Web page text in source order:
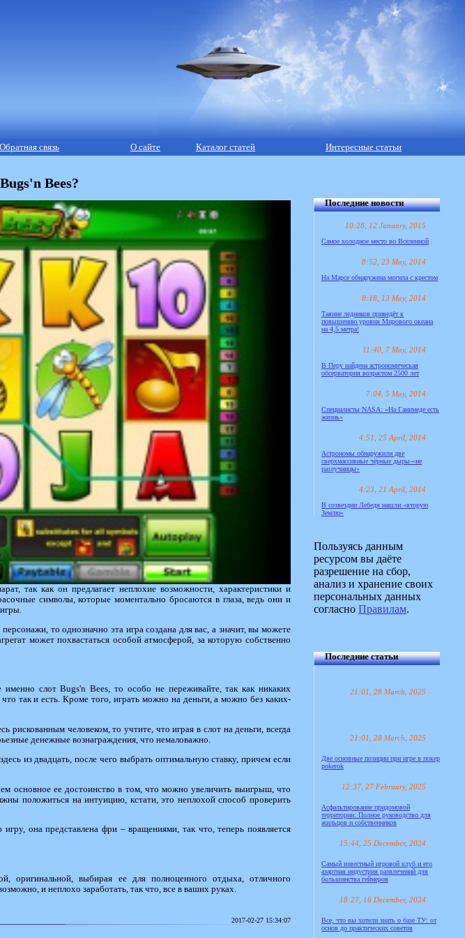
Обратная связь О сайте Каталог статей Интересные статьи
Bees?
так как он предлагает неплохие возможности, характеристики и
символы, которые моментально бросаются в глаза, ведь они и
то однозначно эта игра создана для вас, а значит, вы можете
может похвастаться особой атмосферой, за которую собственно
слот Bugs'n Bees, то особо не переживайте, так как никаких
так и есть. Кроме того, играть можно на деньги, а можно без каких-
человеком, то учтите, что играя в слот на деньги, всегда
денежные вознаграждения, что немаловажно.
из двадцать, после чего выбрать оптимальную ставку, причем если
основное ее достоинство в том, что можно увеличить выигрыш, что
положиться на интуицию, кстати, это неплохой способ проверить
она представлена фри – вращениями, так что, теперь появляется
оригинальной, выбирая ее для полноценного отдыха, отличного
и неплохо заработать, так что, все в ваших руках.
2017-02-27 15:34:07
Последние новости
10:28, 12 January, 2015
Самое холодное место во Вселенной
8:52, 23 May, 2014
На Марсе обнаружена могила с крестом
8:18, 13 May, 2014
Таяние ледников приведёт к
повышению уровня Мирового океана
на 4,5 метра!
11:40, 7 May, 2014
В Перу найдена астрономическая
обсерватория возрастом 2500 лет
7:04, 5 May, 2014
Специалисты NASA: «На Ганимеде есть
жизнь»
4:51, 25 April, 2014
Астрономы обнаружили две
сверхмассивные чёрные дыры-«не
разлучницы»
4:23, 21 April, 2014
В созвездии Лебедя нашли «вторую
Землю»
Пользуясь данным
ресурсом вы даёте
разрешение на сбор,
анализ и хранение своих
персональных данных
согласно Правилам.
Последние статьи
21:01, 28 March, 2025
21:01, 28 March, 2025
Две основные позиции при игре в покер
pokerok
12:37, 27 February, 2025
Асфальтирование придомовой
территории: Полное руководство для
жильцов и собственников
15:44, 25 December, 2024
Самый известный игровой клуб и его
азартная индустрия развлечений для
большинства геймеров
18:27, 16 December, 2024
Все, что вы хотели знать о базе ТУ: от
основ до практических советов